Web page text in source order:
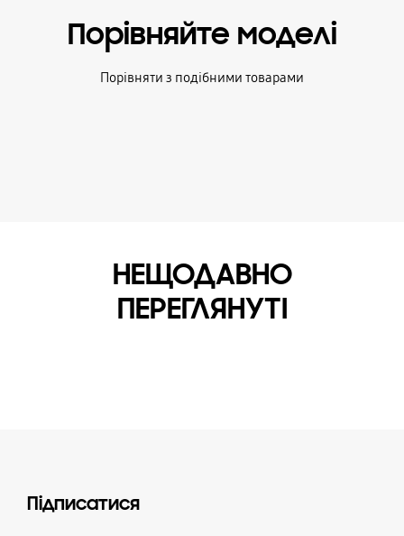
Порівняйте моделі
Порівняти з подібними товарами
НЕЩОДАВНО
ПЕРЕГЛЯНУТІ
Підписатися